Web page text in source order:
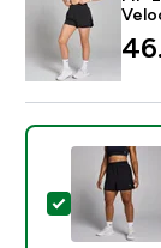
Odaberi